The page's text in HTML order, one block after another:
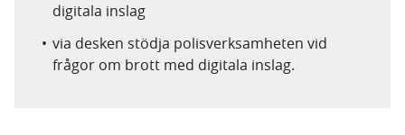
digitala inslag
via desken stödja polisverksamheten vid
frågor om brott med digitala inslag.